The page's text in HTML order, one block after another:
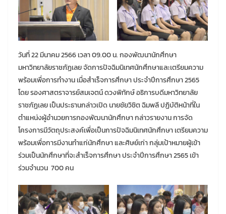
วันที่ 22 มีนาคม 2566 เวลา 09.00 น. กองพัฒนานักศึกษา
มหาวิทยาลัยราชภัฏเลย จัดการปัจฉิมนิเทศนักศึกษาและเตรียมความ
พร้อมเพื่อการทำงาน เมื่อสำเร็จการศึกษา ประจำปีการศึกษา 2565
โดย รองศาสตราจารย์สมเจตน์ ดวงพิทักษ์ อธิการบดีมหาวิทยาลัย
ราชภัฏเลย เป็นประธานกล่าวเปิด นายชัยวิชิต ฉิมพลี ปฏิบัติหน้าที่ใน
ตำแหน่งผู้อำนวยการกองพัฒนานักศึกษา กล่าวรายงาน การจัด
โครงการมีวัตถุประสงค์เพื่อเป็นการปัจฉิมนิเทศนักศึกษา เตรียมความ
พร้อมเพื่อการมีงานทำแก่นักศึกษา และศิษย์เก่า กลุ่มเป้าหมายผู้เข้า
ร่วมเป็นนักศึกษาที่จะสำเร็จการศึกษา ประจำปีการศึกษา 2565 เข้า
ร่วมจำนวน 700 คน